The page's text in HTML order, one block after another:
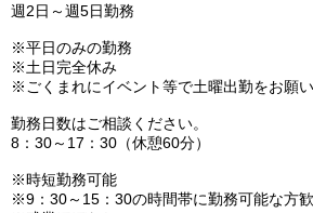
週2日～週5日勤務
※平日のみの勤務
※土日完全休み
※ごくまれにイベント等で土曜出勤をお願い
勤務日数はご相談ください。
8：30～17：30（休憩60分）
※時短勤務可能
※9：30～15：30の時間帯に勤務可能な方